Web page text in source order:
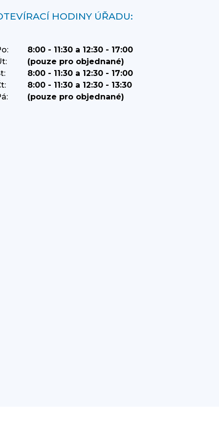
HODINY ÚŘADU:
8:00 - 11:30 a 12:30 - 17:00
(pouze pro objednané)
8:00 - 11:30 a 12:30 - 17:00
8:00 - 11:30 a 12:30 - 13:30
(pouze pro objednané)